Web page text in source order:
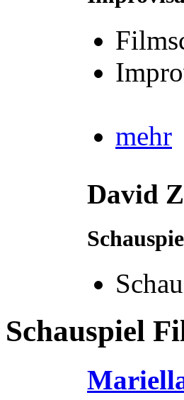
mehr
David
Schauspiel